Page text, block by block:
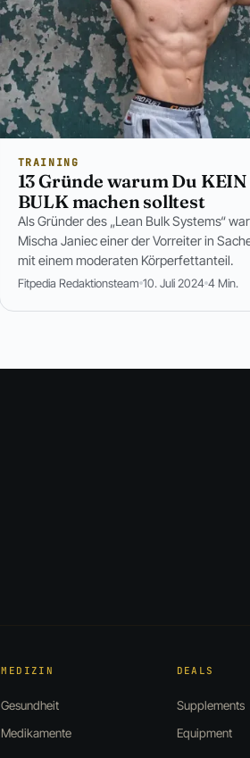
TRAINING
13 Gründe warum Du
BULK machen solltest
Als Gründer des „Lean Bulk Systems“
Mischa Janiec einer der Vorreiter in
mit einem moderaten Körperfettanteil.
Fitpedia Redaktionsteam 10. Juli 2024 4 Min.
MEDIZIN
Gesundheit
Medikamente
DEALS
Supplements
Equipment